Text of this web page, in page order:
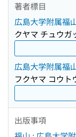
著者標目
広島大学附属福
クヤマ チュウガ
広島大学附属福
フクヤマ コウト
出版事項